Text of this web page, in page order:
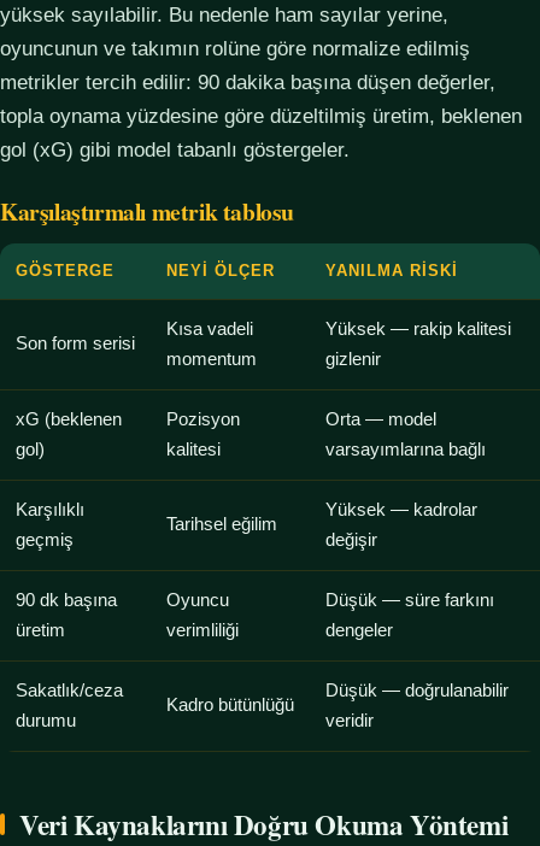
yüksek sayılabilir. Bu nedenle ham sayılar yerine,
oyuncunun ve takımın rolüne göre normalize edilmiş
metrikler tercih edilir: 90 dakika başına düşen değerler,
topla oynama yüzdesine göre düzeltilmiş üretim, beklenen
gol (xG) gibi model tabanlı göstergeler.
Karşılaştırmalı metrik tablosu
GÖSTERGE NEYI ÖLÇER YANILMA RISKI
Son form serisi
Kısa vadeli
momentum
Yüksek — rakip kalitesi
gizlenir
xG (beklenen
gol)
Pozisyon
kalitesi
Orta — model
varsayımlarına bağlı
Karşılıklı
geçmiş
Tarihsel eğilim
Yüksek — kadrolar
değişir
90 dk başına
üretim
Oyuncu
verimliliği
Düşük — süre farkını
dengeler
Sakatlık/ceza
durumu
Kadro bütünlüğü
Düşük — doğrulanabilir
veridir
Veri Kaynaklarını Doğru Okuma Yöntemi